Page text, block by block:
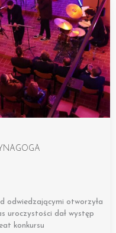
odwiedzającymi otworzyła
uroczystości dał występ
konkursu